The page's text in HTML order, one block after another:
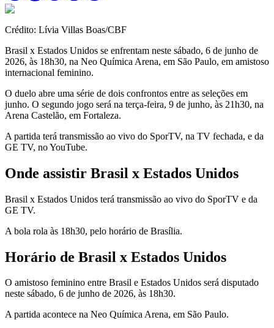
Crédito: Lívia Villas Boas/CBF
Brasil x Estados Unidos se enfrentam neste sábado, 6 de junho de
2026, às 18h30, na Neo Química Arena, em São Paulo, em amistoso
internacional feminino.
O duelo abre uma série de dois confrontos entre as seleções em
junho. O segundo jogo será na terça-feira, 9 de junho, às 21h30, na
Arena Castelão, em Fortaleza.
A partida terá transmissão ao vivo do SporTV, na TV fechada, e da
GE TV, no YouTube.
Onde assistir Brasil x Estados Unidos
Brasil x Estados Unidos terá transmissão ao vivo do SporTV e da
GE TV.
A bola rola às 18h30, pelo horário de Brasília.
Horário de Brasil x Estados Unidos
O amistoso feminino entre Brasil e Estados Unidos será disputado
neste sábado, 6 de junho de 2026, às 18h30.
A partida acontece na Neo Química Arena, em São Paulo.